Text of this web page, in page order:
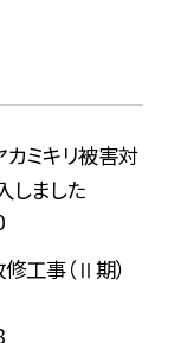
カミキリ被害対
しました
工事（Ⅱ期）